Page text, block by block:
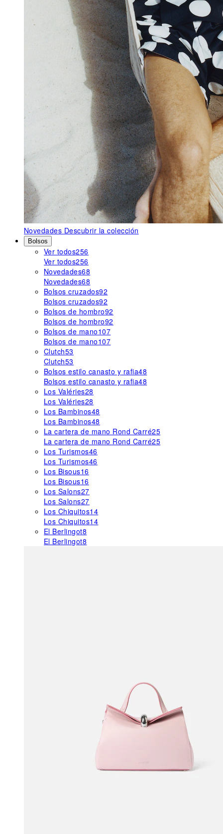
Novedades Descubrir la colección
Bolsos
Ver todos256
Ver todos256
Novedades68
Novedades68
Bolsos cruzados92
Bolsos cruzados92
Bolsos de hombro92
Bolsos de hombro92
Bolsos de mano107
Bolsos de mano107
Clutch53
Clutch53
Bolsos estilo canasto y rafia48
Bolsos estilo canasto y rafia48
Los Valéries28
Los Valéries28
Los Bambinos48
Los Bambinos48
La cartera de mano Rond Carré25
La cartera de mano Rond Carré25
Los Turismos46
Los Turismos46
Los Bisous16
Los Bisous16
Los Salons27
Los Salons27
Los Chiquitos14
Los Chiquitos14
El Berlingot8
El Berlingot8